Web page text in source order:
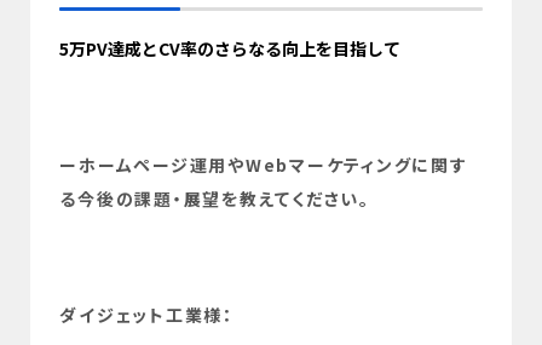
5万PV達成とCV率のさらなる向上を目指して
ーホームページ運用やWebマーケティングに関す
る今後の課題・展望を教えてください。
ダイジェット工業様：